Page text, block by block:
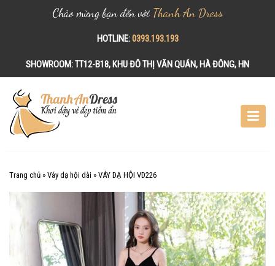
Chào mừng bạn đến với Thanh An Dress
HOTLINE:0393.193.193
SHOWROOM:TT12-B18, KHU ĐÔ THỊ VĂN QUÁN, HÀ ĐÔNG, HN
Trang chủ » Váy dạ hội dài » VÁY DẠ HỘI VD226